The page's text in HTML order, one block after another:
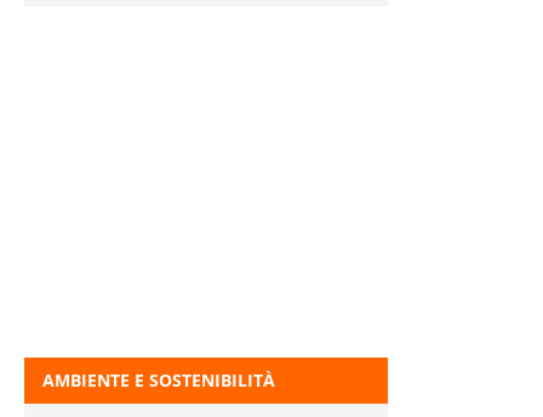
AMBIENTE E SOSTENIBILITÀ